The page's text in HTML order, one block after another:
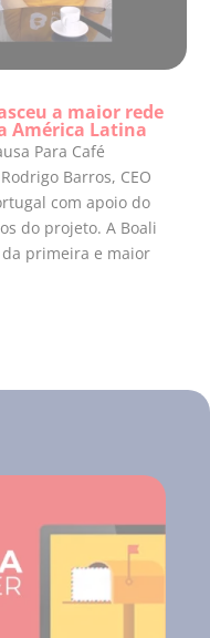
a maior rede
América Latina
Para Café
Barros, CEO
com apoio do
do projeto. A Boali
primeira e maior